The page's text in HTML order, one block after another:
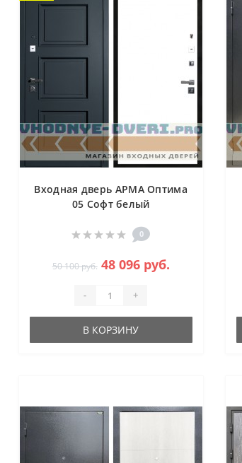
Входная дверь АРМА Оптима
05 Софт белый
0
50 100 руб. 48 096 руб.
- +
В КОРЗИНУ